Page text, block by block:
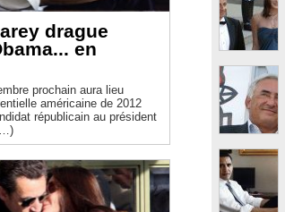
drague
en
prochain aura lieu
américaine de 2012
républicain au président